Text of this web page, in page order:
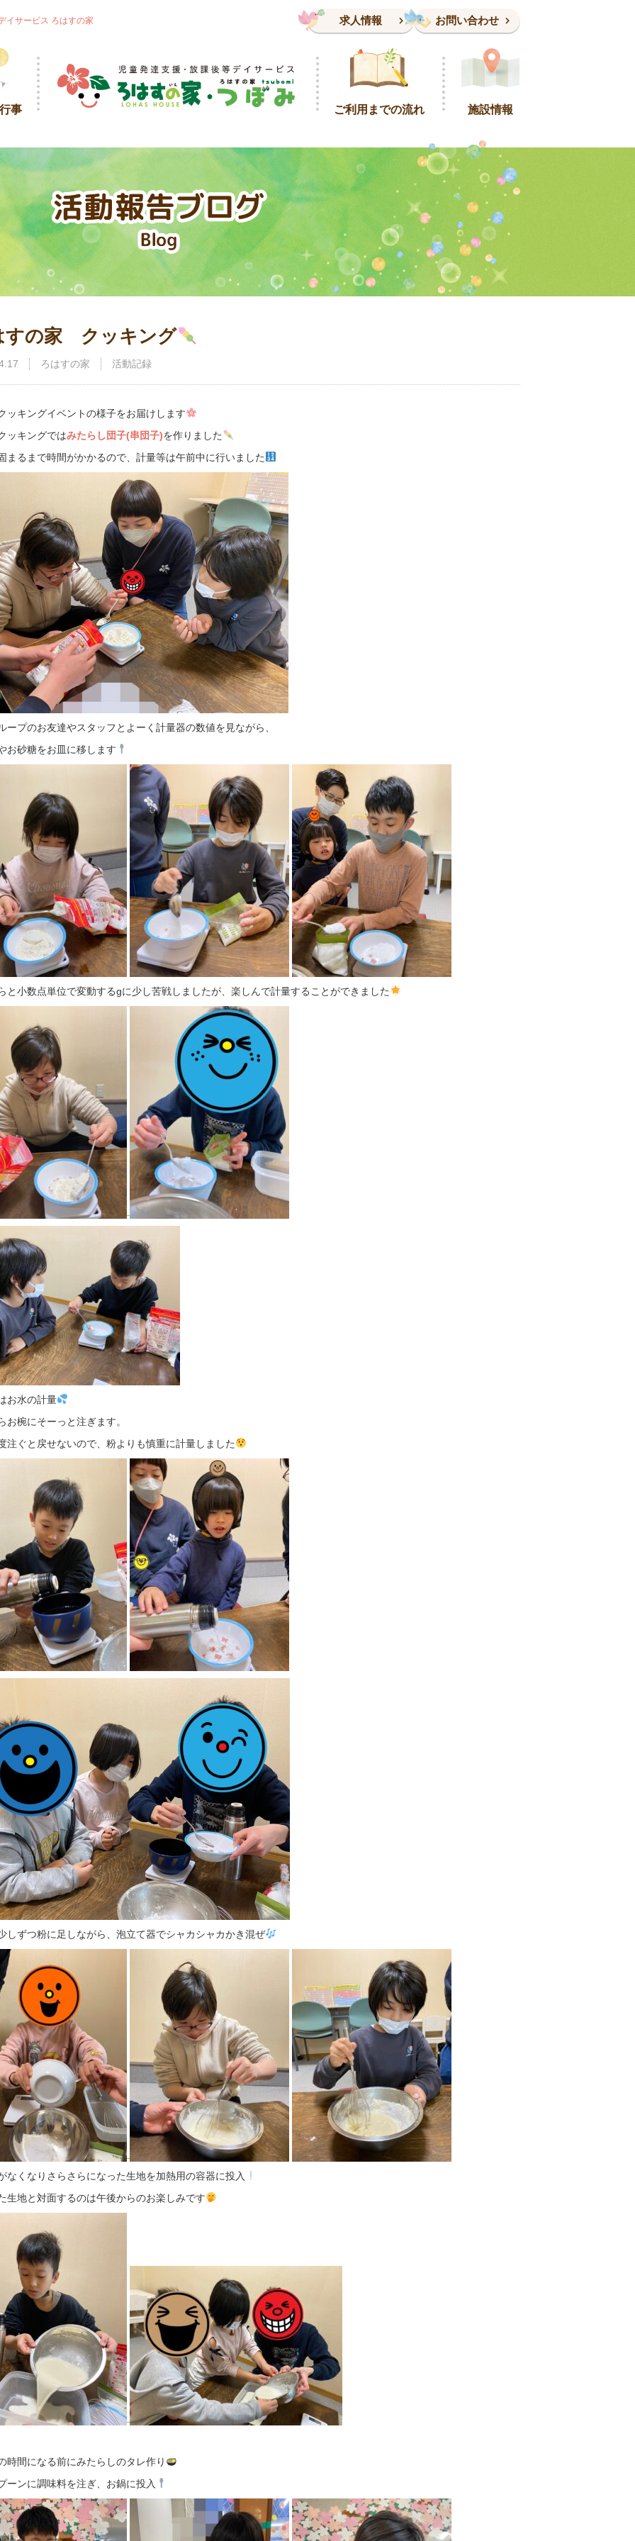
イサービス ろはすの家 求人情報 お問い合わせ
事 ご利用までの流れ 施設情報
すの家 クッキング
ろはすの家 活動記録
ッキングイベントの様子をお届けします
ッキングではみたらし団子(串団子)を作りました
まるまで時間がかかるので、計量等は午前中に行いました
ープのお友達やスタッフとよーく計量器の数値を見ながら、
お砂糖をお皿に移します
と小数点単位で変動するgに少し苦戦しましたが、楽しんで計量することができました
お水の計量
お椀にそーっと注ぎます。
注ぐと戻せないので、粉よりも慎重に計量しました
しずつ粉に足しながら、泡立て器でシャカシャカかき混ぜ
なくなりさらさらになった生地を加熱用の容器に投入
生地と対面するのは午後からのお楽しみです
時間になる前にみたらしのタレ作り
ーンに調味料を注ぎ、お鍋に投入